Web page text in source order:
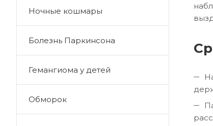
Ночные кошмары
Болезнь Паркинсона
Гемангиома у детей
Обморок